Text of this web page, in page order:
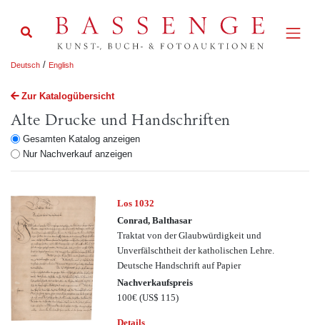
Deutsch / English
Zur Katalogübersicht
Alte Drucke und Handschriften
Gesamten Katalog anzeigen
Nur Nachverkauf anzeigen
Los 1032
Conrad, Balthasar
Traktat von der Glaubwürdigkeit und
Unverfälschtheit der katholischen Lehre.
Deutsche Handschrift auf Papier
Nachverkaufspreis
100€(US$ 115)
Details